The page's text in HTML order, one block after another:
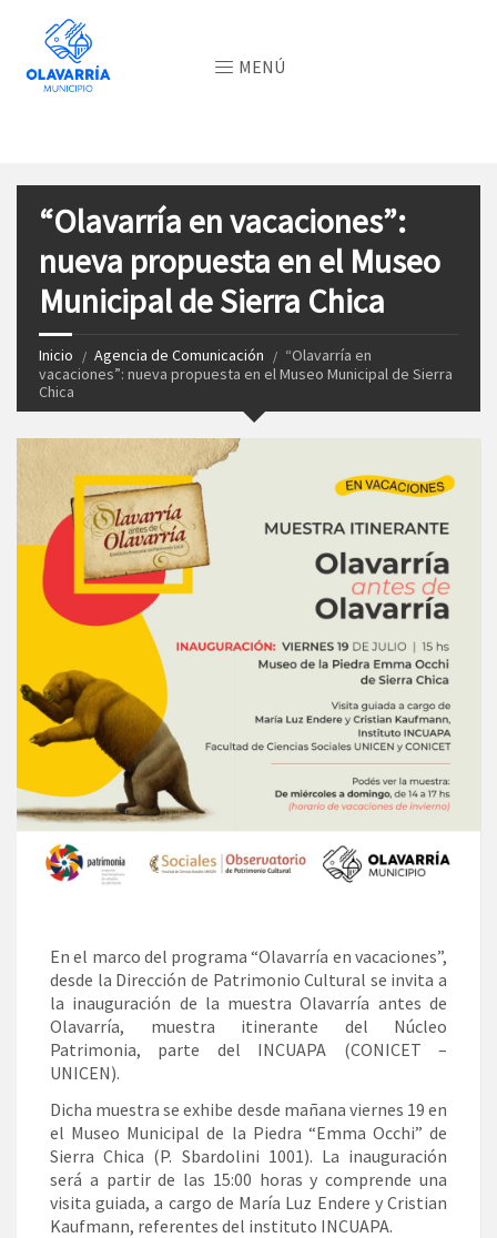
MENÚ
“Olavarría en vacaciones”:
nueva propuesta en el Museo
Municipal de Sierra Chica
Inicio Agencia de Comunicación
“Olavarría en
vacaciones”: nueva propuesta en el Museo Municipal de Sierra
Chica
En el marco del programa “Olavarría en vacaciones”,
desde la Dirección de Patrimonio Cultural se invita a
la inauguración de la muestra Olavarría antes de
Olavarría, muestra itinerante del Núcleo
Patrimonia, parte del INCUAPA (CONICET –
UNICEN).
Dicha muestra se exhibe desde mañana viernes 19 en
el Museo Municipal de la Piedra “Emma Occhi” de
Sierra Chica (P. Sbardolini 1001). La inauguración
será a partir de las 15:00 horas y comprende una
visita guiada, a cargo de María Luz Endere y Cristian
Kaufmann, referentes del instituto INCUAPA.